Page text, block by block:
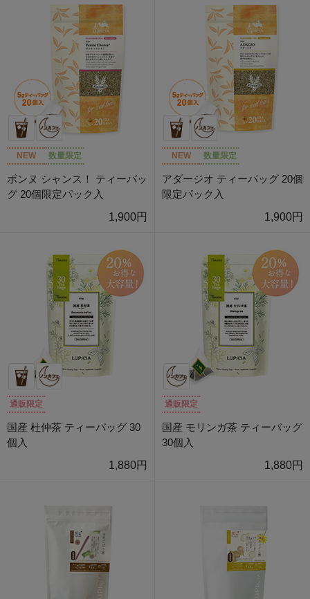
NEW 数量限定
ボンヌ シャンス！ ティーバッ
グ 20個限定パック入
1,900円
NEW 数量限定
アダージオ ティーバッグ 20個
限定パック入
1,900円
通販限定
国産 杜仲茶 ティーバッグ 30
個入
1,880円
通販限定
国産 モリンガ茶 ティーバッグ
30個入
1,880円